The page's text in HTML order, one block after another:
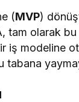
(MVP)
tam olarak
iş modeline
tabana